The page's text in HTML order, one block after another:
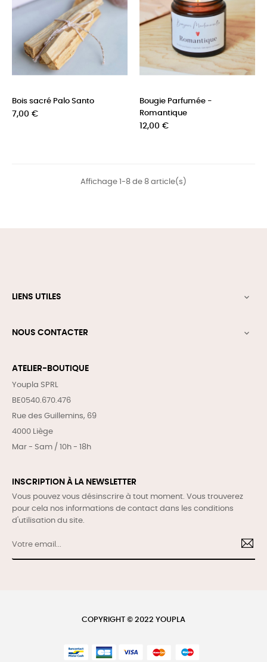
Bois sacré Palo Santo
Prix
7,00 €
Bougie Parfumée -
Romantique
Prix
12,00 €
Affichage 1-8 de 8 article(s)
LIENS UTILES 
NOUS CONTACTER 
ATELIER-BOUTIQUE
Youpla SPRL
BE0540.670.476
Rue des Guillemins, 69
4000 Liège
Mar - Sam / 10h - 18h
INSCRIPTION À LA NEWSLETTER
Vous pouvez vous désinscrire à tout moment. Vous trouverez
pour cela nos informations de contact dans les conditions
d'utilisation du site.
COPYRIGHT © 2022 YOUPLA